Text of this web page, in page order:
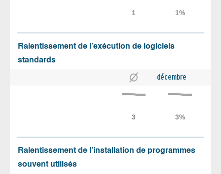
Ralentissement de l’exécution de logiciels
standards
décembre
Ralentissement de l’installation de programmes
souvent utilisés